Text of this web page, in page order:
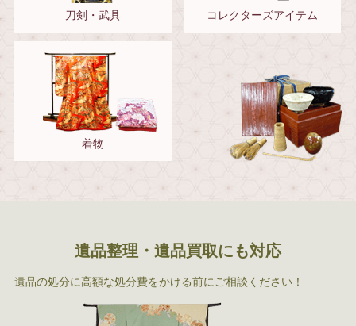
刀剣・武具 コレクターズアイテム
着物
遺品整理・遺品買取にも対応
遺品の処分に高額な処分費をかける前にご相談ください！